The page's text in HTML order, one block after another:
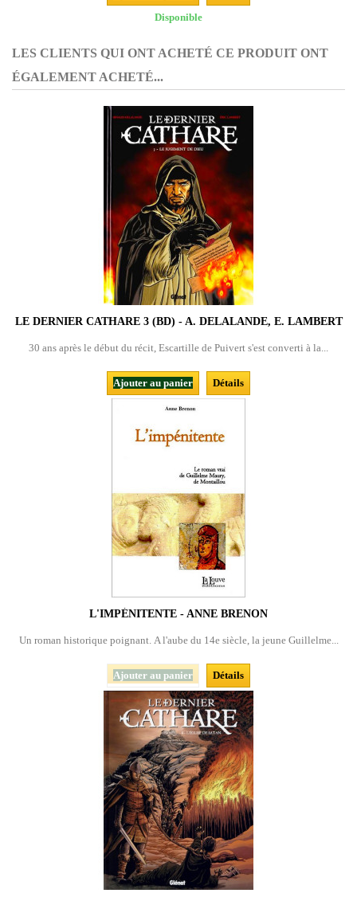
Disponible
LES CLIENTS QUI ONT ACHETÉ CE PRODUIT ONT
ÉGALEMENT ACHETÉ...
LE DERNIER CATHARE 3 (BD) - A. DELALANDE, E. LAMBERT
30 ans après le début du récit, Escartille de Puivert s'est converti à la...
Ajouter au panier Détails
L'IMPÉNITENTE - ANNE BRENON
Un roman historique poignant. A l'aube du 14e siècle, la jeune Guillelme...
Ajouter au panier Détails